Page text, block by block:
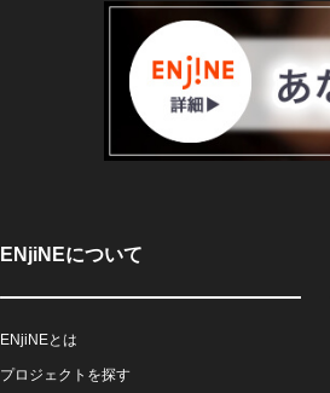
ENjiNEについて
ENjiNEとは
プロジェクトを探す